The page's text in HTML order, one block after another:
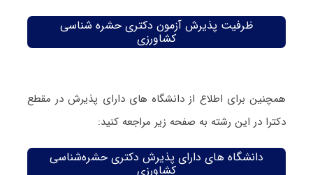
ظرفیت پذیرش آزمون دکتری حشره‌ شناسی
کشاورزی
همچنین برای اطلاع از دانشگاه های دارای پذیرش در مقطع
دکترا در این رشته به صفحه زیر مراجعه کنید:
دانشگاه های دارای پذیرش دکتری حشره‌شناسی
کشاورزی